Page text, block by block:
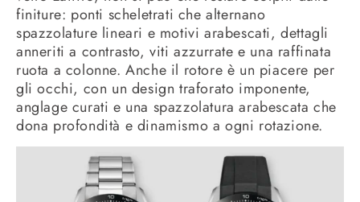
finiture: ponti scheletrati che alternano
spazzolature lineari e motivi arabescati, dettagli
anneriti a contrasto, viti azzurrate e una raffinata
ruota a colonne. Anche il rotore è un piacere per
gli occhi, con un design traforato imponente,
anglage curati e una spazzolatura arabescata che
dona profondità e dinamismo a ogni rotazione.